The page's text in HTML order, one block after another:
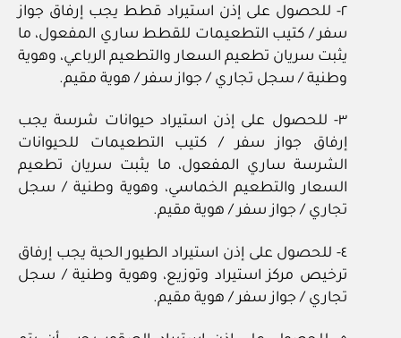
٢- للحصول على إذن استيراد قطط يجب إرفاق جواز
سفر / كتيب التطعيمات للقطط ساري المفعول، ما
يثبت سريان تطعيم السعار والتطعيم الرباعي، وهوية
وطنية / سجل تجاري / جواز سفر / هوية مقيم.
٣- للحصول على إذن استيراد حيوانات شرسة يجب
إرفاق جواز سفر / كتيب التطعيمات للحيوانات
الشرسة ساري المفعول، ما يثبت سريان تطعيم
السعار والتطعيم الخماسي، وهوية وطنية / سجل
تجاري / جواز سفر / هوية مقيم.
٤- للحصول على إذن استيراد الطيور الحية يجب إرفاق
ترخيص مركز استيراد وتوزيع، وهوية وطنية / سجل
تجاري / جواز سفر / هوية مقيم.